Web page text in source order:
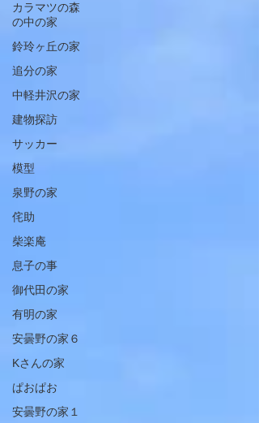
カラマツの森
の中の家
鈴玲ヶ丘の家
追分の家
中軽井沢の家
建物探訪
サッカー
模型
泉野の家
侘助
柴楽庵
息子の事
御代田の家
有明の家
安曇野の家６
Kさんの家
ぱおぱお
安曇野の家１